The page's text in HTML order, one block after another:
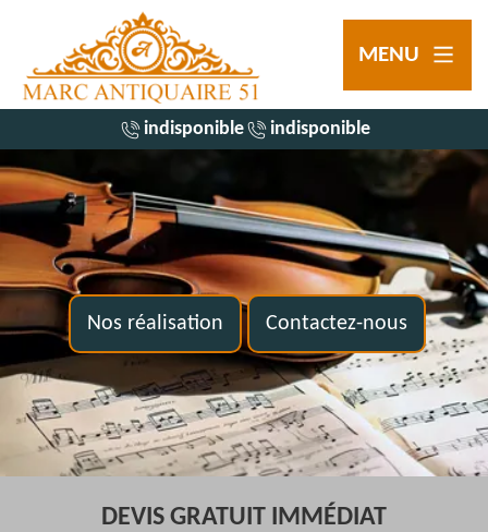
MENU
indisponible indisponible
Nos réalisation Contactez-nous
DEVIS GRATUIT IMMÉDIAT